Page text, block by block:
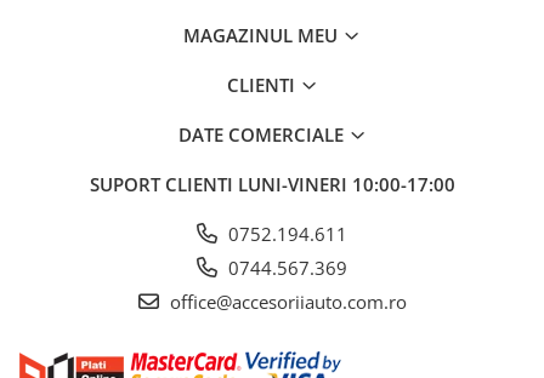
MAGAZINUL MEU
CLIENTI
DATE COMERCIALE
SUPORT CLIENTI LUNI-VINERI 10:00-17:00
0752.194.611
0744.567.369
office@accesoriiauto.com.ro